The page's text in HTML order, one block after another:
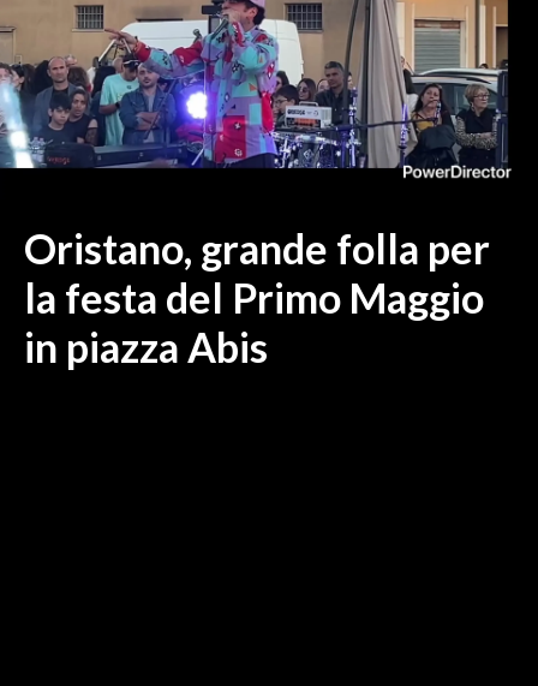
SASSARI E PROVINCIA
GALLURA
NUORO E PROVINCIA
OGLIASTRA
AGENDA
ITALIA
MONDO
POLITICA
Oristano, grande folla per
la festa del Primo Maggio
in piazza Abis